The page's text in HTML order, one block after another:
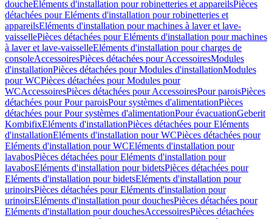
doucheEléments d'installation pour robinetteries et appareilsPièces
détachées pour Eléments d'installation pour robinetteries et
appareilsEléments d'installation pour machines à laver et lave-
vaissellePièces détachées pour Eléments d'installation pour machines
à laver et lave-vaisselleEléments d'installation pour charges de
consoleAccessoiresPièces détachées pour AccessoiresModules
d'installationPièces détachées pour Modules d'installationModules
pour WCPièces détachées pour Modules pour
WCAccessoiresPièces détachées pour AccessoiresPour paroisPièces
détachées pour Pour paroisPour systèmes d'alimentationPièces
détachées pour Pour systèmes d'alimentationPour évacuationGeberit
KombifixEléments d'installationPièces détachées pour Eléments
d'installationEléments d'installation pour WCPièces détachées pour
Eléments d'installation pour WCEléments d'installation pour
lavabosPièces détachées pour Eléments d'installation pour
lavabosEléments d'installation pour bidetsPièces détachées pour
Eléments d'installation pour bidetsEléments d'installation pour
urinoirsPièces détachées pour Eléments d'installation pour
urinoirsEléments d'installation pour douchesPièces détachées pour
Eléments d'installation pour douchesAccessoiresPièces détachées